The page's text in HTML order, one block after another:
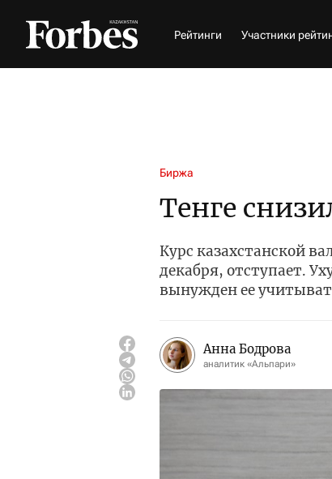
Рейтинги Участники
Биржа
Тенге
Курс казахстанской
декабря, отступает.
вынужден ее
Анна Бодрова
аналитик «Альпари»